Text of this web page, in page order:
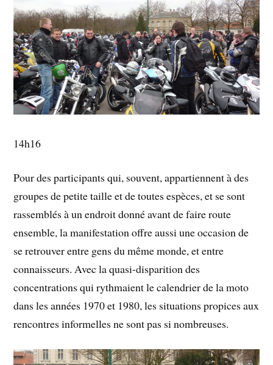
14h16
Pour des participants qui, souvent, appartiennent à des
groupes de petite taille et de toutes espèces, et se sont
rassemblés à un endroit donné avant de faire route
ensemble, la manifestation offre aussi une occasion de
se retrouver entre gens du même monde, et entre
connaisseurs. Avec la quasi-disparition des
concentrations qui rythmaient le calendrier de la moto
dans les années 1970 et 1980, les situations propices aux
rencontres informelles ne sont pas si nombreuses.